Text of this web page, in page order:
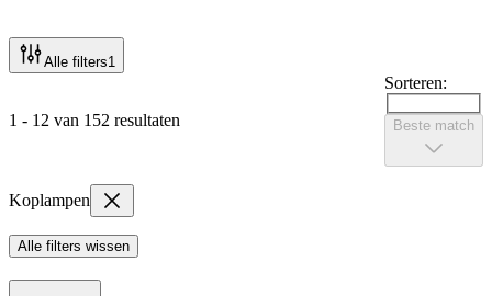
Alle filters1
1 - 12 van 152 resultaten
Sorteren:
Beste match
Koplampen
Alle filters wissen